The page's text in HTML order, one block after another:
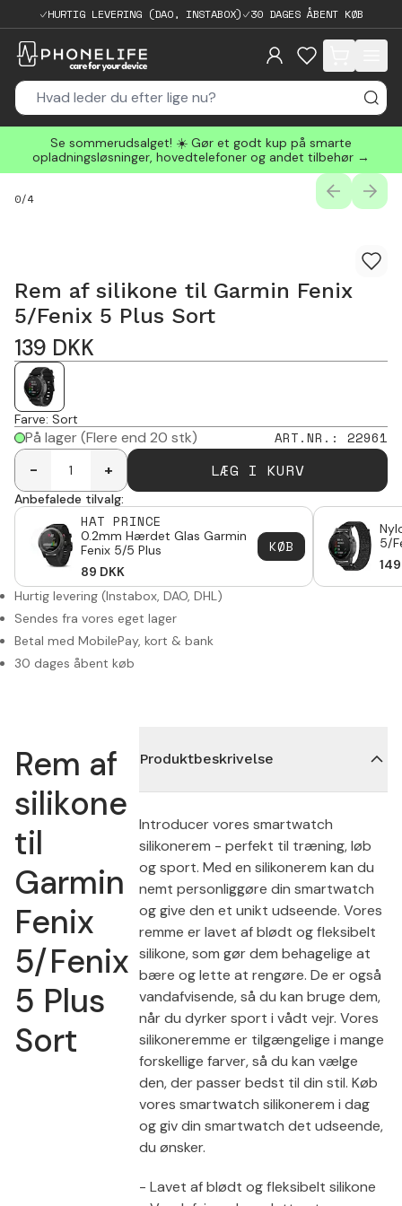
HURTIG LEVERING (DAO, INSTABOX) 30 DAGES ÅBENT KØB
items in cart,
Se sommerudsalget! ☀️ Gør et godt kup på smarte
opladningsløsninger, hovedtelefoner og andet tilbehør →
0/4
Rem af silikone til Garmin Fenix
5/Fenix 5 Plus Sort
139 DKK
Farve: Sort
På lager(Flere end 20 stk) ART.NR. : 22961
-
+ LÆG I KURV
Anbefalede tilvalg:
HAT PRINCE
0.2mm Hærdet Glas Garmin
Fenix 5/5 Plus
89 DKK
KØB
5/
149
Hurtig levering (Instabox, DAO, DHL)
Sendes fra vores eget lager
Betal med MobilePay, kort & bank
30 dages åbent køb
Rem af
silikone
til
Garmin
Fenix
5/Fenix
5 Plus
Sort
Produktbeskrivelse
Introducer vores smartwatch
silikonerem - perfekt til træning, løb
og sport. Med en silikonerem kan du
nemt personliggøre din smartwatch
og give den et unikt udseende. Vores
remme er lavet af blødt og fleksibelt
silikone, som gør dem behagelige at
bære og lette at rengøre. De er også
vandafvisende, så du kan bruge dem,
når du dyrker sport i vådt vejr. Vores
silikoneremme er tilgængelige i mange
forskellige farver, så du kan vælge
den, der passer bedst til din stil. Køb
vores smartwatch silikonerem i dag
og giv din smartwatch det udseende,
du ønsker.
- Lavet af blødt og fleksibelt silikone